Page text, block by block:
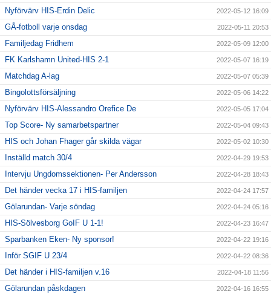
Nyförvärv HIS-Erdin Delic 2022-05-12 16:09
GÅ-fotboll varje onsdag 2022-05-11 20:53
Familjedag Fridhem 2022-05-09 12:00
FK Karlshamn United-HIS 2-1 2022-05-07 16:19
Matchdag A-lag 2022-05-07 05:39
Bingolottsförsäljning 2022-05-06 14:22
Nyförvärv HIS-Alessandro Orefice De 2022-05-05 17:04
Top Score- Ny samarbetspartner 2022-05-04 09:43
HIS och Johan Fhager går skilda vägar 2022-05-02 10:30
Inställd match 30/4 2022-04-29 19:53
Intervju Ungdomssektionen- Per Andersson 2022-04-28 18:43
Det händer vecka 17 i HIS-familjen 2022-04-24 17:57
Gölarundan- Varje söndag 2022-04-24 05:16
HIS-Sölvesborg GoIF U 1-1! 2022-04-23 16:47
Sparbanken Eken- Ny sponsor! 2022-04-22 19:16
Inför SGIF U 23/4 2022-04-22 08:36
Det händer i HIS-familjen v.16 2022-04-18 11:56
Gölarundan påskdagen 2022-04-16 16:55